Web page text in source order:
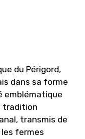
du Périgord,
dans sa forme
emblématique
tradition
transmis de
fermes